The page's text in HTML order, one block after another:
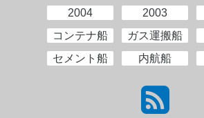
2004
2003
コンテナ船
ガス運搬船
セメント船
内航船